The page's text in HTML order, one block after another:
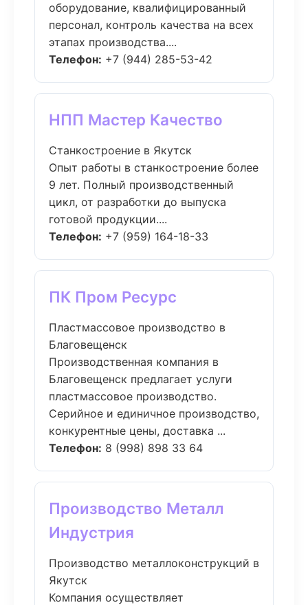
оборудование, квалифицированный
персонал, контроль качества на всех
этапах производства....
Телефон: +7 (944) 285-53-42
НПП Мастер Качество
Станкостроение в Якутск
Опыт работы в станкостроение более
9 лет. Полный производственный
цикл, от разработки до выпуска
готовой продукции....
Телефон: +7 (959) 164-18-33
ПК Пром Ресурс
Пластмассовое производство в
Благовещенск
Производственная компания в
Благовещенск предлагает услуги
пластмассовое производство.
Серийное и единичное производство,
конкурентные цены, доставка ...
Телефон: 8 (998) 898 33 64
Производство Металл
Индустрия
Производство металлоконструкций в
Якутск
Компания осуществляет